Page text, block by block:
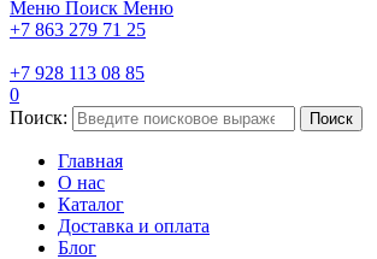
Меню Поиск Меню
+7 863 279 71 25
+7 928 113 08 85
0
Поиск:
Поиск
Главная
О нас
Каталог
Доставка и оплата
Блог